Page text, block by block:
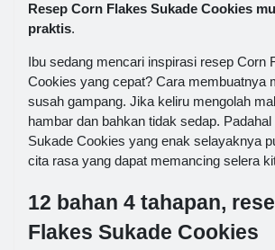
Resep Corn Flakes Sukade Cookies
praktis.
Ibu sedang mencari inspirasi resep Corn
Cookies yang cepat? Cara membuatnya
susah gampang. Jika keliru mengolah
hambar dan bahkan tidak sedap.
Sukade Cookies yang enak selayaknya
cita rasa yang dapat memancing selera
12 bahan 4 tahapan,
Flakes Sukade Cookies